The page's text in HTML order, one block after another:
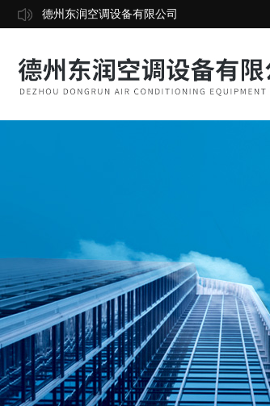
德州东润空调设备有限公司